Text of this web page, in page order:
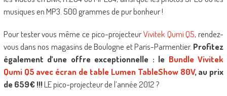
musiques en MP3. 500 grammes de pur bonheur !
Pour tester vous même ce pico-projecteurVivitek Qumi Q5, rendez-
vous dans nos magasins de Boulogne et Paris-Parmentier. Profitez
également d’une offre exceptionnelle : le Bundle Vivitek
Qumi Q5 avec écran de table Lumen TableShow 80V, au prix
de 659€ !!!LE pico-projecteur de l’année 2012 ?